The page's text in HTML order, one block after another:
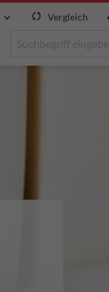
Vergleich